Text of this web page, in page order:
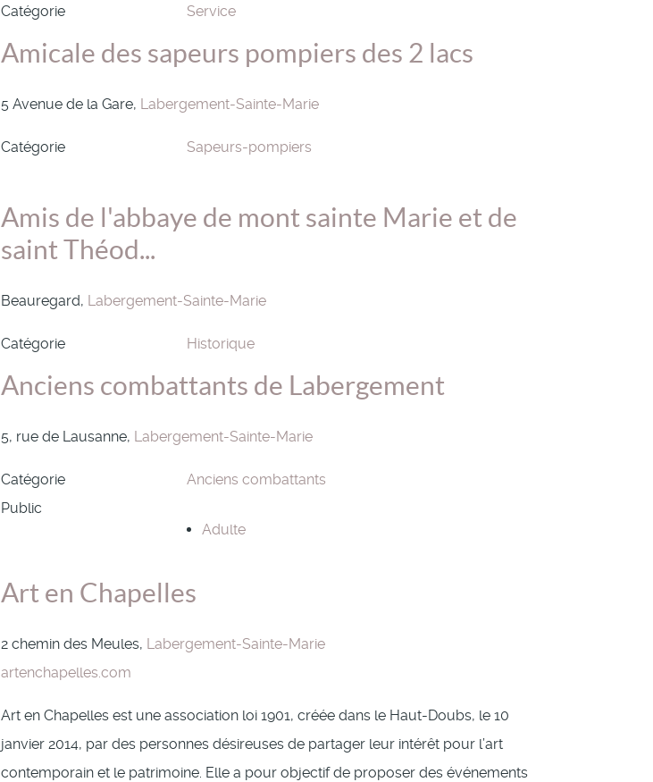
Catégorie Service
Amicale des sapeurs pompiers des 2 lacs
5 Avenue de la Gare, Labergement-Sainte-Marie
Catégorie Sapeurs-pompiers
Amis de l'abbaye de mont sainte Marie et de
saint Théod...
Beauregard, Labergement-Sainte-Marie
Catégorie Historique
Anciens combattants de Labergement
5, rue de Lausanne, Labergement-Sainte-Marie
Catégorie
Anciens combattants
Public
Adulte
Art en Chapelles
2 chemin des Meules, Labergement-Sainte-Marie
artenchapelles.com
Art en Chapelles est une association loi 1901, créée dans le Haut-Doubs, le 10
janvier 2014, par des personnes désireuses de partager leur intérêt pour l’art
contemporain et le patrimoine. Elle a pour objectif de proposer des événements